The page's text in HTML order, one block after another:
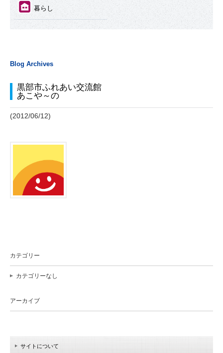
⑪ 暮らし
Blog Archives
黒部市ふれあい交流館
あこや～の
(2012/06/12)
カテゴリー
カテゴリーなし
アーカイブ
サイトについて